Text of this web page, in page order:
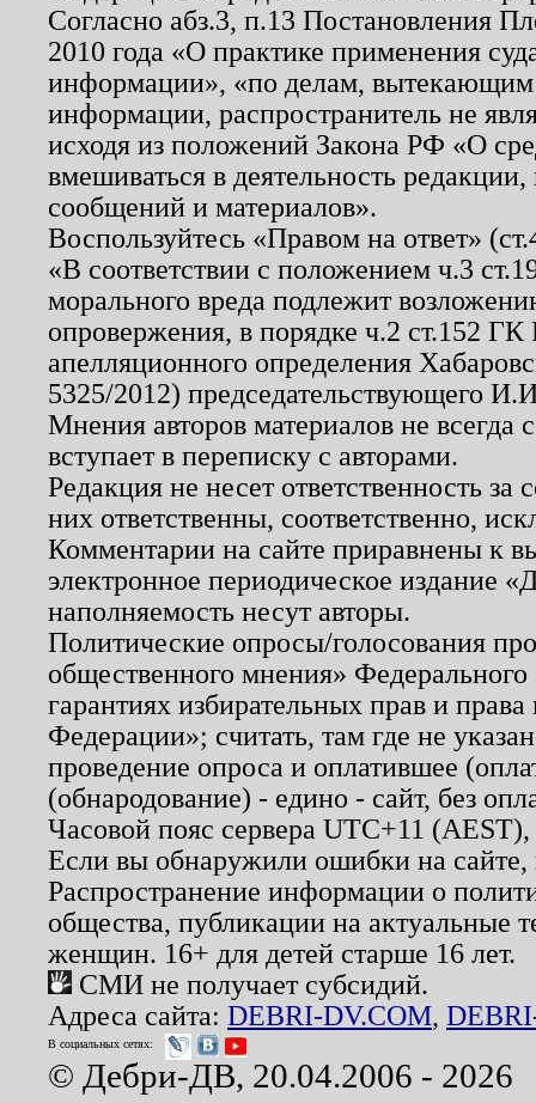
Согласно абз.3, п.13 Постановления
2010 года «О практике применения
информации», «по делам, вытекающим
информации, распространитель не
исходя из положений Закона РФ «О
вмешиваться в деятельность
сообщений и материалов».
Воспользуйтесь «Правом на ответ»
«В соответствии с положением ч.3
морального вреда подлежит
опровержения, в порядке ч.2 ст.152
апелляционного определения
5325/2012) председательствующего
Мнения авторов материалов не
вступает в переписку с авторами.
Редакция не несет ответственность
них ответственны, соответственно,
Комментарии на сайте приравнены к
электронное периодическое издание
наполняемость несут авторы.
Политические опросы/голосования
общественного мнения»
гарантиях избирательных прав и
Федерации»; считать, там где не
проведение опроса и оплатившее
(обнародование) - едино - сайт, без
Часовой пояс сервера UTC+11
Если вы обнаружили ошибки на
Распространение информации о
общества, публикации на актуальные
женщин. 16+ для детей старше 16 лет.
СМИ не получает субсидий.
Адреса сайта: DEBRI-DV.COM,
В социальных сетях:
© Дебри-ДВ, 20.04.2006 - 2026